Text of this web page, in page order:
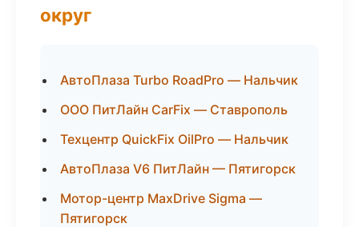
округ
АвтоПлаза Turbo RoadPro — Нальчик
ООО ПитЛайн CarFix — Ставрополь
Техцентр QuickFix OilPro — Нальчик
АвтоПлаза V6 ПитЛайн — Пятигорск
Мотор-центр MaxDrive Sigma —
Пятигорск